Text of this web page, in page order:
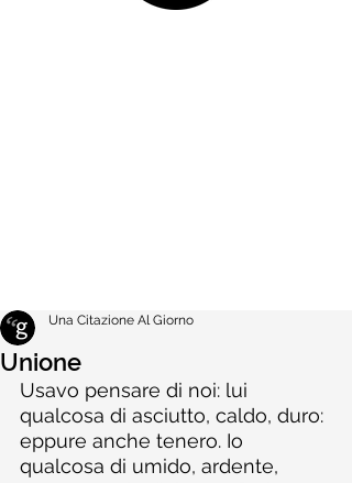
Unione
Una Citazione Al Giorno
Usavo pensare di noi: lui
qualcosa di asciutto, caldo, duro:
eppure anche tenero. Io
qualcosa di umido, ardente,